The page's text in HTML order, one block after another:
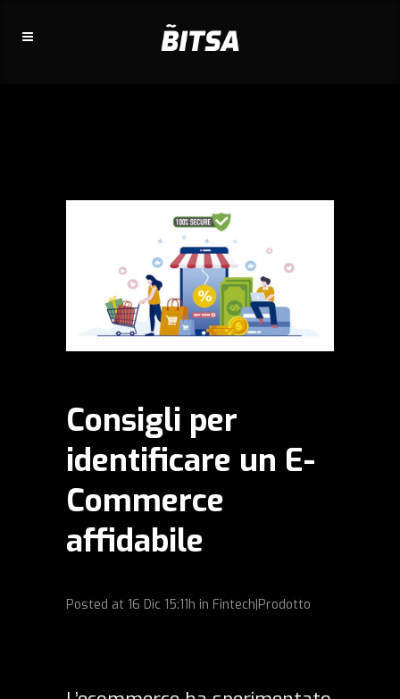
Consigli per
identificare un E-
Commerce
affidabile
Posted at 16 Dic 15:11h in Fintech|Prodotto